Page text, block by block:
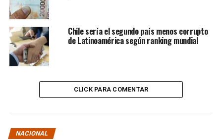
Chile sería el segundo país menos corrupto
de Latinoamérica según ranking mundial
CLICK PARA COMENTAR
NACIONAL